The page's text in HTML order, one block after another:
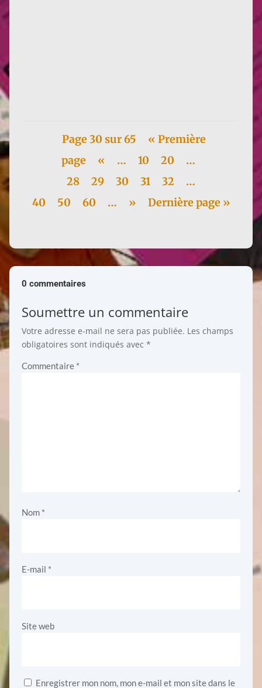
Page 30 sur 65
« Première
page
« … 10 20
…
28
29 30 31 32
…
40
50 60 … » Dernière page »
0 commentaires
Soumettre un commentaire
Votre adresse e-mail ne sera pas publiée. Les champs
obligatoires sont indiqués avec *
Commentaire *
Nom *
E-mail *
Site web
Enregistrer mon nom, mon e-mail et mon site dans le